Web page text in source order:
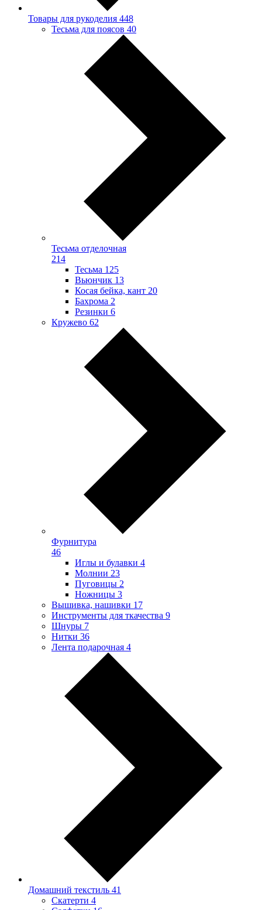
Товары для рукоделия 448
Тесьма для поясов 40
Тесьма отделочная
214
Тесьма 125
Вьюнчик 13
Косая бейка, кант 20
Бахрома 2
Резинки 6
Кружево 62
Фурнитура
46
Иглы и булавки 4
Молнии 23
Пуговицы 2
Ножницы 3
Вышивка, нашивки 17
Инструменты для ткачества 9
Шнуры 7
Нитки 36
Лента подарочная 4
Домашний текстиль 41
Скатерти 4